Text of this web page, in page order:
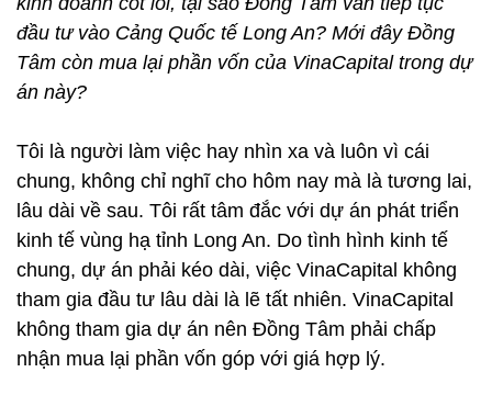
đầu tư vào Cảng Quốc tế Long An? Mới đây Đồng
Tâm còn mua lại phần vốn của VinaCapital trong dự
án này?
Tôi là người làm việc hay nhìn xa và luôn vì cái
chung, không chỉ nghĩ cho hôm nay mà là tương lai,
lâu dài về sau. Tôi rất tâm đắc với dự án phát triển
kinh tế vùng hạ tỉnh Long An. Do tình hình kinh tế
chung, dự án phải kéo dài, việc VinaCapital không
tham gia đầu tư lâu dài là lẽ tất nhiên. VinaCapital
không tham gia dự án nên Đồng Tâm phải chấp
nhận mua lại phần vốn góp với giá hợp lý.